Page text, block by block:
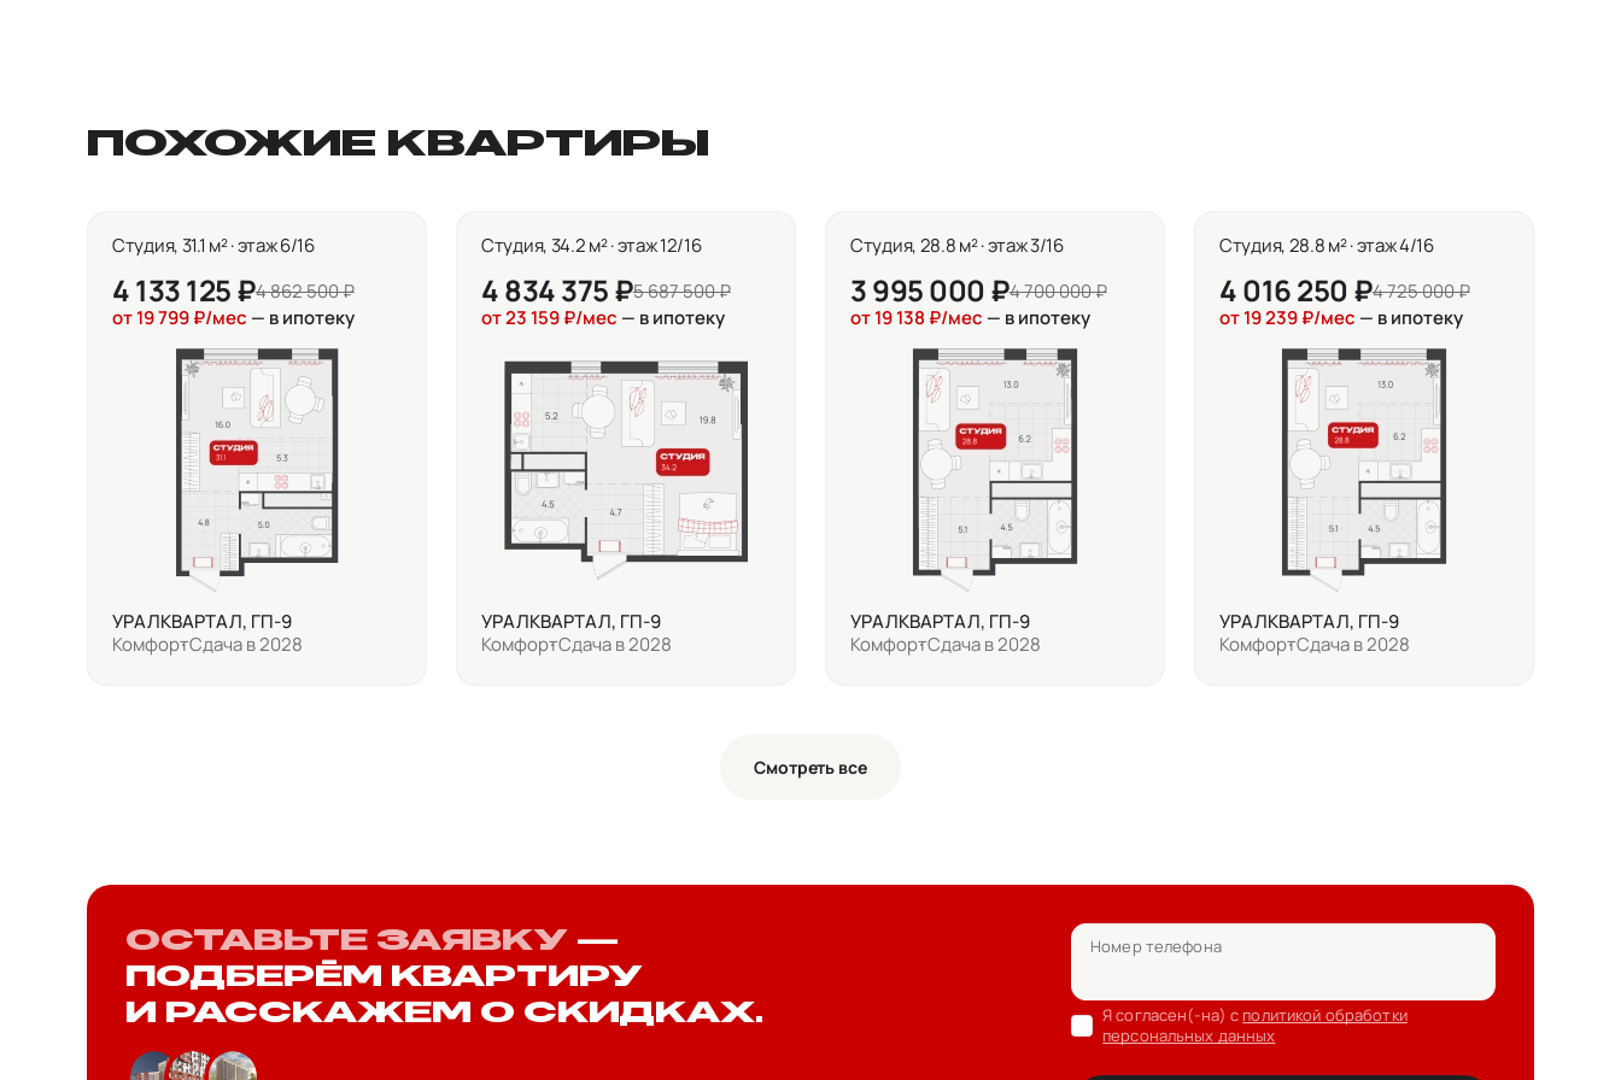
ПОХОЖИЕ КВАРТИРЫ
Студия, 31.1 м² · этаж 6/16
4 133 125 ₽4 862 500 ₽
от 19 799 ₽/мес — в ипотеку
УРАЛКВАРТАЛ, ГП-9
КомфортСдача в 2028
Студия, 34.2 м² · этаж 12/16
4 834 375 ₽5 687 500 ₽
от 23 159 ₽/мес — в ипотеку
УРАЛКВАРТАЛ, ГП-9
КомфортСдача в 2028
Студия, 28.8 м² · этаж 3/16
3 995 000 ₽4 700 000 ₽
от 19 138 ₽/мес — в ипотеку
УРАЛКВАРТАЛ, ГП-9
КомфортСдача в 2028
Студия, 28.8 м² · этаж 4/16
4 016 250 ₽4 725 000 ₽
от 19 239 ₽/мес — в ипотеку
УРАЛКВАРТАЛ, ГП-9
КомфортСдача в 2028
Смотреть все
ОСТАВЬТЕ ЗАЯВКУ —
ПОДБЕРЁМ КВАРТИРУ
И РАССКАЖЕМ О СКИДКАХ.
Номер телефона
Я согласен(-на) с политикой обработки
персональных данных